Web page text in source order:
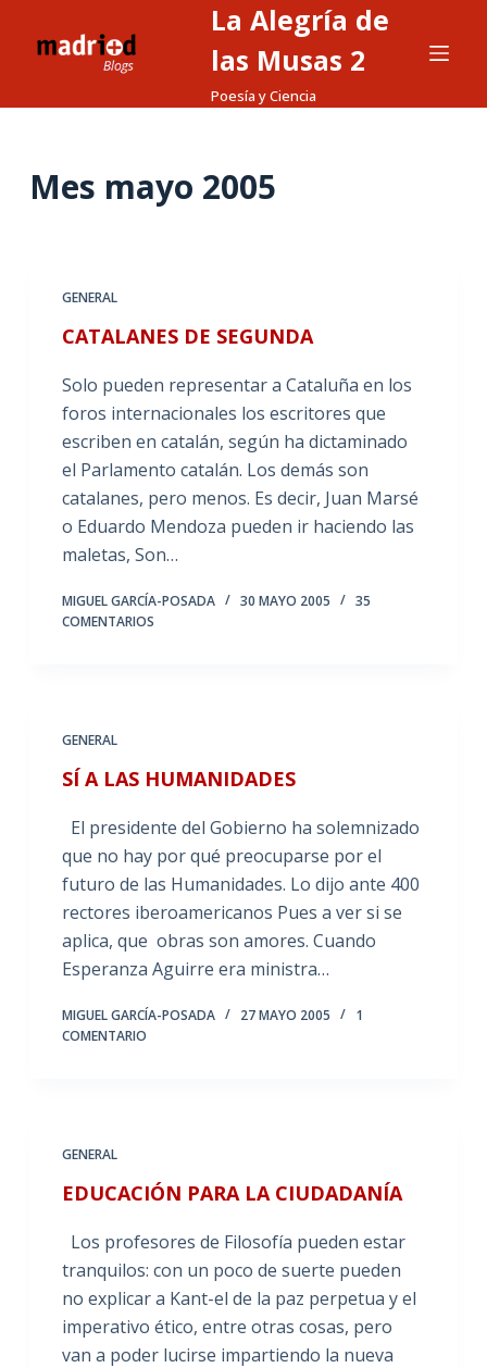
t
La Alegría de
las Musas 2
Poesía y Ciencia
Mes mayo 2005
GENERAL
CATALANES DE SEGUNDA
Solo pueden representar a Cataluña en los
foros internacionales los escritores que
escriben en catalán, según ha dictaminado
el Parlamento catalán. Los demás son
catalanes, pero menos. Es decir, Juan Marsé
o Eduardo Mendoza pueden ir haciendo las
maletas, Son…
MIGUEL GARCÍA-POSADA 30 MAYO 2005
35
COMENTARIOS
GENERAL
SÍ A LAS HUMANIDADES
El presidente del Gobierno ha solemnizado
que no hay por qué preocuparse por el
futuro de las Humanidades. Lo dijo ante 400
rectores iberoamericanos Pues a ver si se
aplica, que obras son amores. Cuando
Esperanza Aguirre era ministra…
MIGUEL GARCÍA-POSADA 27 MAYO 2005
1
COMENTARIO
GENERAL
EDUCACIÓN PARA LA CIUDADANÍA
Los profesores de Filosofía pueden estar
tranquilos: con un poco de suerte pueden
no explicar a Kant-el de la paz perpetua y el
imperativo ético, entre otras cosas, pero
van a poder lucirse impartiendo la nueva